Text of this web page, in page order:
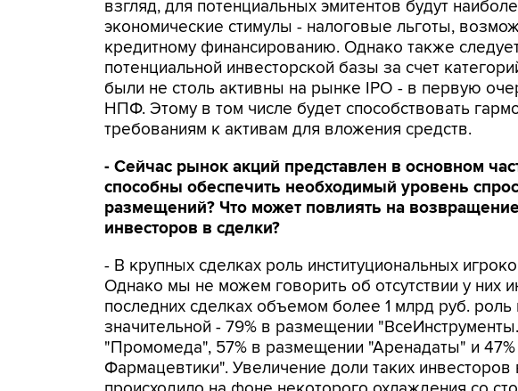
взгляд, для потенциальных эмитентов будут
экономические стимулы - налоговые льготы,
кредитному финансированию. Однако также
потенциальной инвесторской базы за счет
были не столь активны на рынке IPO - в первую
НПФ. Этому в том числе будет способствовать
требованиям к активам для вложения средств.
- Сейчас рынок акций представлен в основном
способны обеспечить необходимый уровень
размещений? Что может повлиять на
инвесторов в сделки?
- В крупных сделках роль институциональных
Однако мы не можем говорить об отсутствии у них
последних сделках объемом более 1 млрд руб. роль
значительной - 79% в размещении
"Промомеда", 57% в размещении "Аренадаты" и
Фармацевтики". Увеличение доли таких инвесторов